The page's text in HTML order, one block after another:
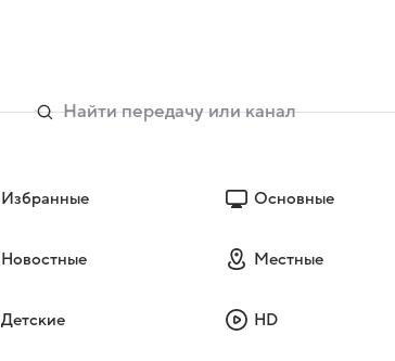
Избранные Основные
Новостные Местные
Детские HD